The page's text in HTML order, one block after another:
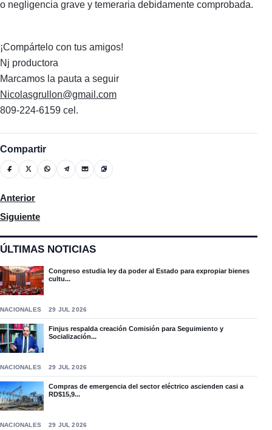
ÚLTIMAS NOTICIAS
Congreso estudia ley da poder al Estado para expropiar bienes
cultu...
NACIONALES 29 JUL 2026
Finjus respalda creación Comisión para Seguimiento y
Socialización...
NACIONALES 29 JUL 2026
Compras de emergencia del sector eléctrico ascienden casi a
RD$15,9...
NACIONALES 29 JUL 2026
o negligencia grave y temeraria debidamente comprobada.
¡Compártelo con tus amigos!
Nj productora
Marcamos la pauta a seguir
Nicolasgrullon@gmail.com
809-224-6159 cel.
Compartir
Artículo anterior: Dirigentes del PLD visitarán casas en todo el
Anterior
Artículo siguiente: RD y EEUU buscan reforzar la seguridad
Siguiente